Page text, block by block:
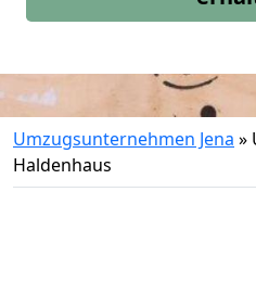
Umzugsunternehmen Jena »
Haldenhaus